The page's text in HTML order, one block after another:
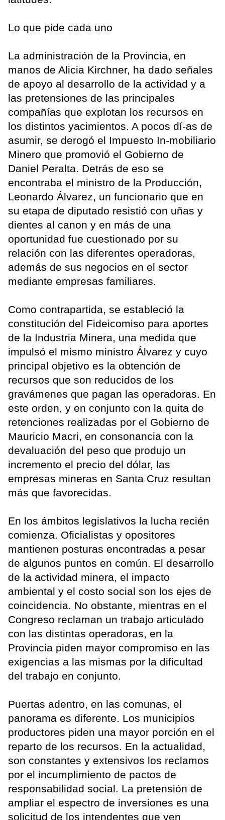
Lo que pide cada uno
La administración de la Provincia, en
manos de Alicia Kirchner, ha dado señales
de apoyo al desarrollo de la actividad y a
las pretensiones de las principales
compañías que explotan los recursos en
los distintos yacimientos. A pocos dí-as de
asumir, se derogó el Impuesto In-mobiliario
Minero que promovió el Gobierno de
Daniel Peralta. Detrás de eso se
encontraba el ministro de la Producción,
Leonardo Álvarez, un funcionario que en
su etapa de diputado resistió con uñas y
dientes al canon y en más de una
oportunidad fue cuestionado por su
relación con las diferentes operadoras,
además de sus negocios en el sector
mediante empresas familiares.
Como contrapartida, se estableció la
constitución del Fideicomiso para aportes
de la Industria Minera, una medida que
impulsó el mismo ministro Álvarez y cuyo
principal objetivo es la obtención de
recursos que son reducidos de los
gravámenes que pagan las operadoras. En
este orden, y en conjunto con la quita de
retenciones realizadas por el Gobierno de
Mauricio Macri, en consonancia con la
devaluación del peso que produjo un
incremento el precio del dólar, las
empresas mineras en Santa Cruz resultan
más que favorecidas.
En los ámbitos legislativos la lucha recién
comienza. Oficialistas y opositores
mantienen posturas encontradas a pesar
de algunos puntos en común. El desarrollo
de la actividad minera, el impacto
ambiental y el costo social son los ejes de
coincidencia. No obstante, mientras en el
Congreso reclaman un trabajo articulado
con las distintas operadoras, en la
Provincia piden mayor compromiso en las
exigencias a las mismas por la dificultad
del trabajo en conjunto.
Puertas adentro, en las comunas, el
panorama es diferente. Los municipios
productores piden una mayor porción en el
reparto de los recursos. En la actualidad,
son constantes y extensivos los reclamos
por el incumplimiento de pactos de
responsabilidad social. La pretensión de
ampliar el espectro de inversiones es una
solicitud de los intendentes que ven